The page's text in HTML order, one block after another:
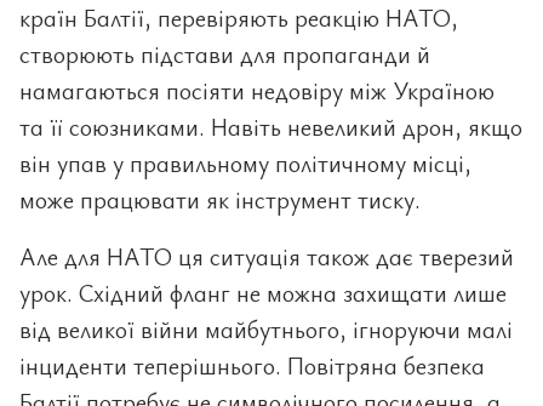
країн Балтії, перевіряють реакцію НАТО,
створюють підстави для пропаганди й
намагаються посіяти недовіру між Україною
та її союзниками. Навіть невеликий дрон, якщо
він упав у правильному політичному місці,
може працювати як інструмент тиску.
Але для НАТО ця ситуація також дає тверезий
урок. Східний фланг не можна захищати лише
від великої війни майбутнього, ігноруючи малі
інциденти теперішнього. Повітряна безпека